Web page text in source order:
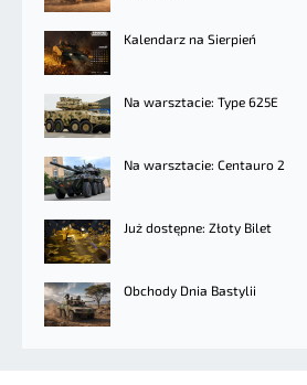
Kalendarz na Sierpień
Na warsztacie: Type 625E
Na warsztacie: Centauro 2
Już dostępne: Złoty Bilet
Obchody Dnia Bastylii